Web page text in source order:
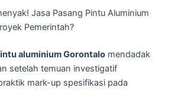
Jasa Pasang Pintu Aluminium
Pemerintah?
aluminium Gorontalo mendadak
setelah temuan investigatif
mark-up spesifikasi pada